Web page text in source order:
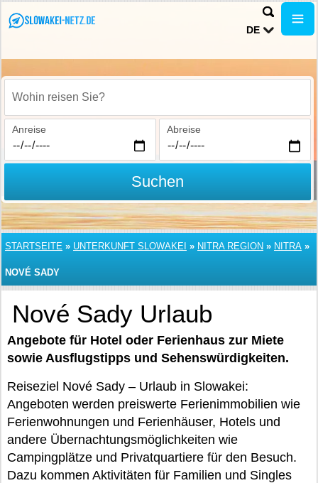
DE
Wohin reisen Sie?
Anreise Abreise
Suchen
STARTSEITE » UNTERKUNFT SLOWAKEI » NITRA REGION » NITRA »
NOVÉ SADY
Nové Sady Urlaub
Angebote für Hotel oder Ferienhaus zur Miete
sowie Ausflugstipps und Sehenswürdigkeiten.
Reiseziel Nové Sady – Urlaub in Slowakei:
Angeboten werden preiswerte Ferienimmobilien wie
Ferienwohnungen und Ferienhäuser, Hotels und
andere Übernachtungsmöglichkeiten wie
Campingplätze und Privatquartiere für den Besuch.
Dazu kommen Aktivitäten für Familien und Singles